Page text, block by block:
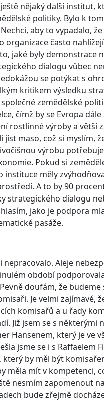
nějaký další institut,
politiky. Bylo k
aby to vypadalo,
často
jaké byly demonstrace
dialogu vůbec
se potýkat s
kritikem výsledku
zemědělské
čímž by se Evropa
rostlinné výroby a větší
maso, což si myslím,
výrobu
Pokud si
měly
A to by 90
strategického dialogu
jako je podpora
pasáže.
nepracovalo. Aleje
období
doufám, že
Je velmi zajímavé,
komisařů a u řady
Již jsem se s některými
Hansenem, který je ve
jsme se i s Raffaelem
by měl být
měla mít v kompetenci,
nesmím zapomenout
bude zřejmě